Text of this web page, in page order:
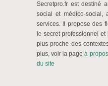
Secretpro.fr est destiné
social et médico-social,
services. Il propose des
le secret professionnel
plus proche des
plus, voir la pageà propos
du site